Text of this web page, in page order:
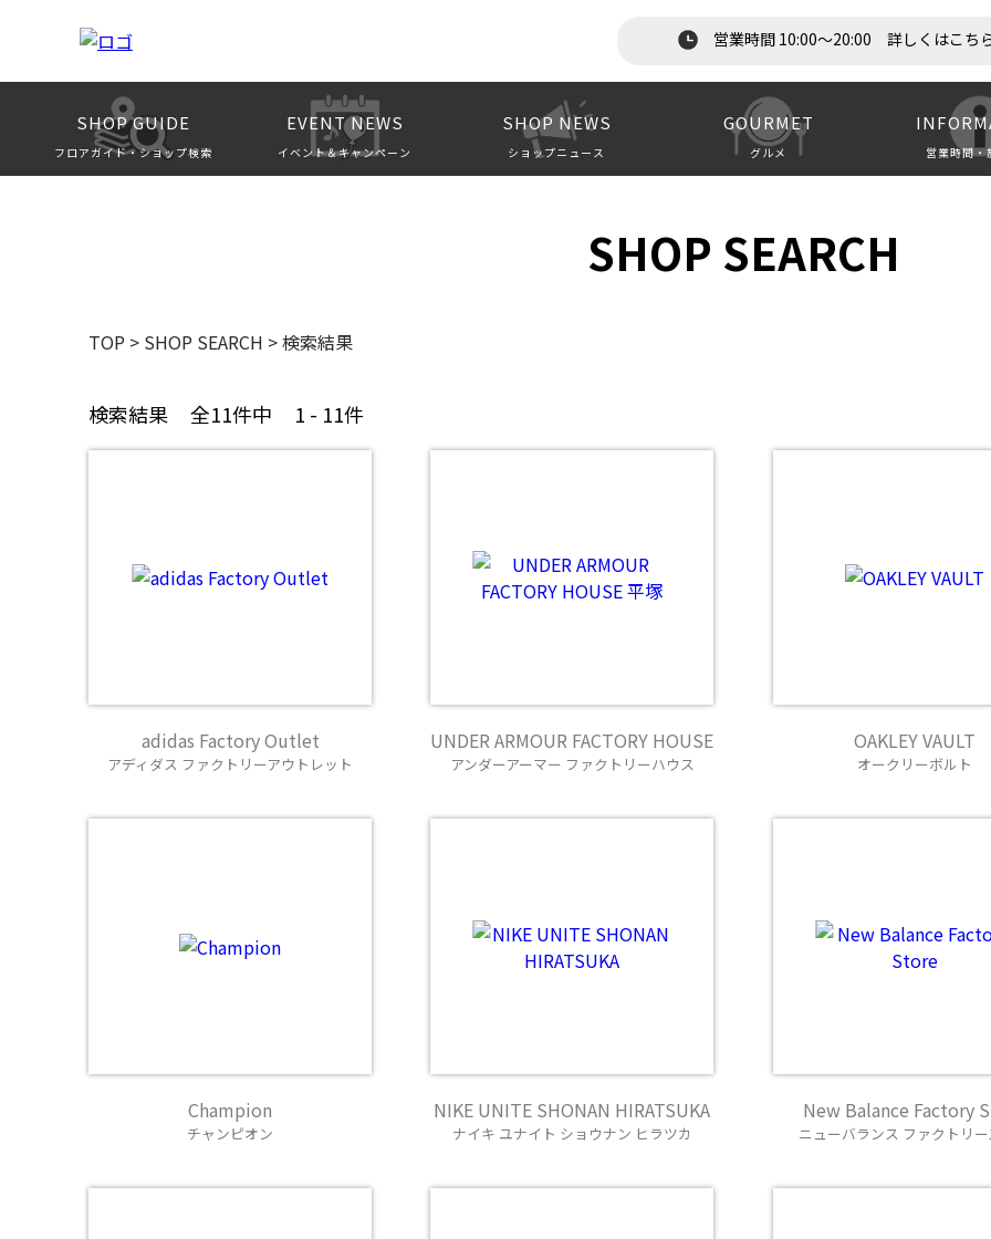
営業時間 10:00～20:00 詳しくはこち
SHOP GUIDE
フロアガイド・ショップ検索
EVENT NEWS
イベント＆キャンペーン
SHOP NEWS
ショップニュース
GOURMET
グルメ 営業時間・
SHOP SEARCH
TOP > SHOP SEARCH >検索結果
検索結果 全11件中 1 - 11件
adidas Factory Outlet
アディダス ファクトリーアウトレット
UNDER ARMOUR FACTORY HOUSE
アンダーアーマー ファクトリーハウス
OAKLEY VAULT
オークリーボルト
Champion
チャンピオン
NIKE UNITE SHONAN HIRATSUKA
ナイキ ユナイト ショウナン ヒラツカ
New Balance Factory
ニューバランス ファクトリ